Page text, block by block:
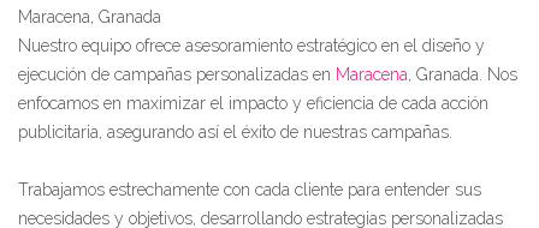
Maracena, Granada
Nuestro equipo ofrece asesoramiento estratégico en el diseño y
ejecución de campañas personalizadas en Maracena, Granada. Nos
enfocamos en maximizar el impacto y eficiencia de cada acción
publicitaria, asegurando así el éxito de nuestras campañas.
Trabajamos estrechamente con cada cliente para entender sus
necesidades y objetivos, desarrollando estrategias personalizadas